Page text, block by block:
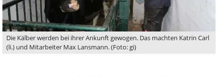
Die Kälber werden bei ihrer Ankunft gewogen. Das machten Katrin Carl
(li.) und Mitarbeiter Max Lansmann. (Foto: gi)